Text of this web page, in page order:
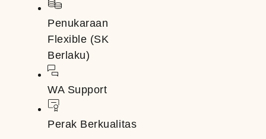
Penukaraan
Flexible (SK
Berlaku)
WA Support
Perak Berkualitas